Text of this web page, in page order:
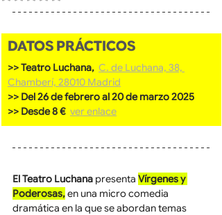
DATOS PRÁCTICOS
>> Teatro Luchana, C. de Luchana, 38,
Chamberí, 28010 Madrid
>> Del 26 de febrero al 20 de marzo 2025
>> Desde 8 € ver enlace
El Teatro Luchana presenta Vírgenes y
Poderosas, en una micro comedia
dramática en la que se abordan temas